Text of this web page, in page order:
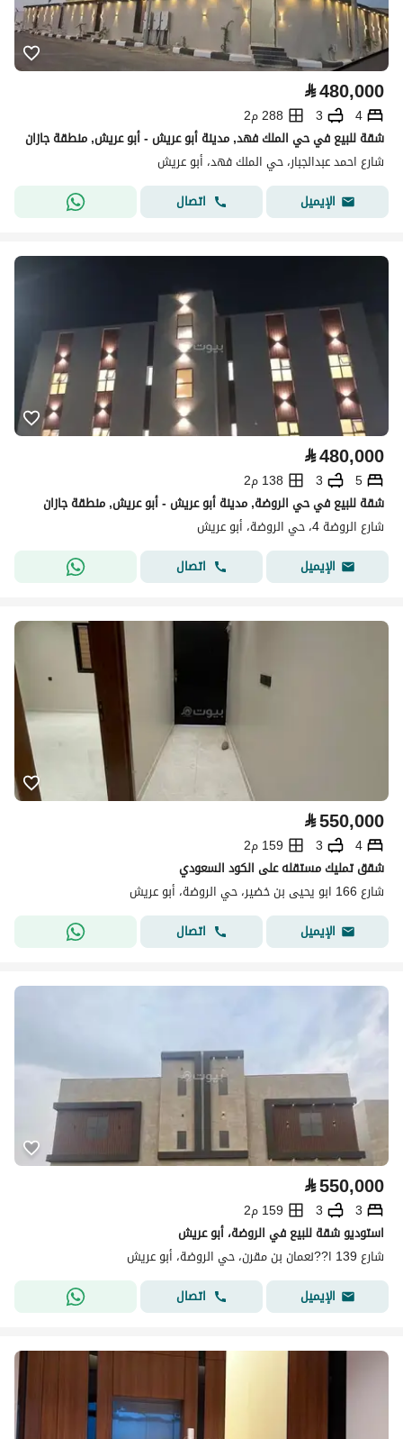
⃁480,000
4
3
288 م2
شقة للبيع في حي الملك فهد, مدينة أبو عريش - أبو عريش, منطقة جازان
شارع احمد عبدالجبار، حي الملك فهد، أبو عريش
الإيميل
اتصال
⃁480,000
5
3
138 م2
شقة للبيع في حي الروضة, مدينة أبو عريش - أبو عريش, منطقة جازان
شارع الروضة 4، حي الروضة، أبو عريش
الإيميل
اتصال
⃁550,000
4
3
159 م2
شقق تمليك مستقله على الكود السعودي
شارع 166 ابو يحيى بن خضير، حي الروضة، أبو عريش
الإيميل
اتصال
⃁550,000
3
3
159 م2
استوديو شقة للبيع في الروضة، أبو عريش
شارع 139 ا??نعمان بن مقرن، حي الروضة، أبو عريش
الإيميل
اتصال